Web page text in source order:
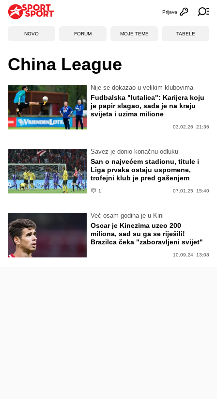
Otvori
Prijava
NOVO FORUM MOJE TEME TABELE
China League
Nije se dokazao u velikim klubovima
Fudbalska "lutalica": Karijera koju
je papir slagao, sada je na kraju
svijeta i uzima milione
03.02.26. 21:36
Savez je donio konačnu odluku
San o najvećem stadionu, titule i
Liga prvaka ostaju uspomene,
trofejni klub je pred gašenjem
1 07.01.25. 15:40
Već osam godina je u Kini
Oscar je Kinezima uzeo 200
miliona, sad su ga se riješili!
Brazilca čeka "zaboravljeni svijet"
10.09.24. 13:08